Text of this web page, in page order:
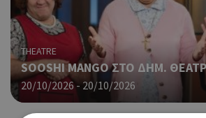
THEATRE
SOOSHI MANGO ΣΤΟ ΔΗΜ.
20/10/2026 - 20/10/2026